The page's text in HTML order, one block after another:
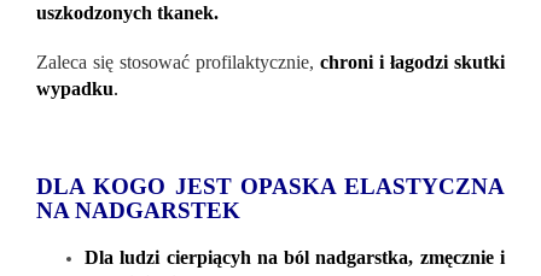
uszkodzonych tkanek.
Zaleca się stosować profilaktycznie, chroni i łagodzi skutki
wypadku.
DLA KOGO JEST OPASKA ELASTYCZNA
NA NADGARSTEK
Dla ludzi cierpiącyh na ból nadgarstka, zmęcznie i